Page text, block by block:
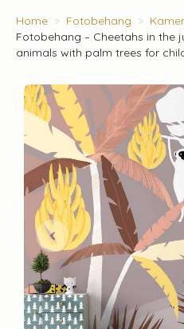
Home Fotobehang
Fotobehang – Cheetahs in the
animals with palm trees for